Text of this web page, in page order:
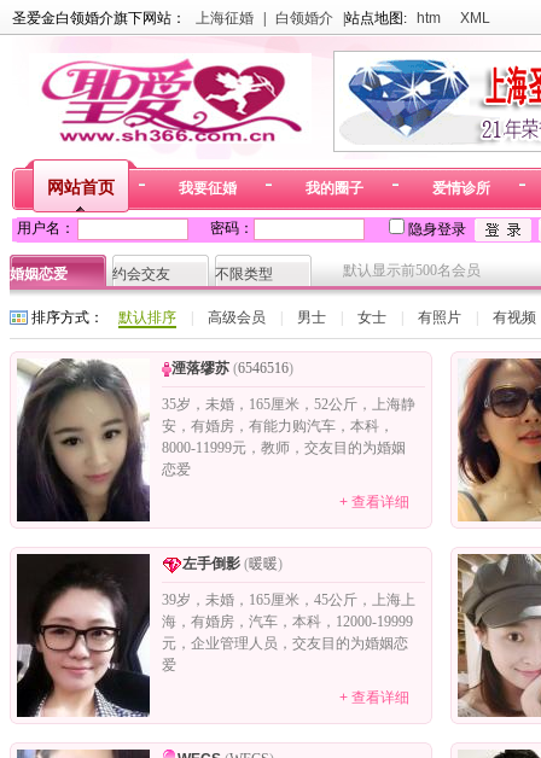
圣爱金白领婚介旗下网站： 上海征婚 白领婚介 |站点地图: htm XML
网站首页 我要征婚 我的圈子 爱情诊所
用户名： 密码： 隐身登录
婚姻恋爱 约会交友 不限类型 默认显示前500名会员
排序方式： 默认排序| 高级会员 男士| 女士| 有照片| 有视频
湮落缪苏(6546516)
35岁，未婚，165厘米，52公斤，上海静
安，有婚房，有能力购汽车，本科，
8000-11999元，教师，交友目的为婚姻
恋爱
+ 查看详细
左手倒影(暖暖)
39岁，未婚，165厘米，45公斤，上海上
海，有婚房，汽车，本科，12000-19999
元，企业管理人员，交友目的为婚姻恋
爱
+ 查看详细